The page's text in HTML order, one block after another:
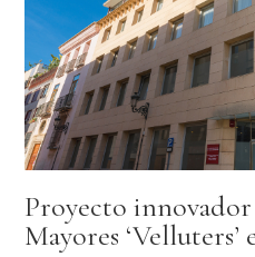
Proyecto
Mayores ‘Velluters’